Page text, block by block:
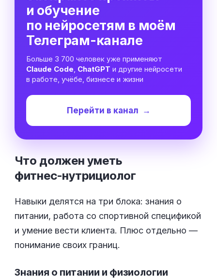
и обучение
по нейросетям в моём
Телеграм-канале
Больше 3 700 человек уже применяют
Claude Code, ChatGPT и другие нейросети
в работе, учёбе, бизнесе и жизни
Перейти в канал →
Что должен уметь
фитнес-нутрициолог
Навыки делятся на три блока: знания о
питании, работа со спортивной спецификой
и умение вести клиента. Плюс отдельно —
понимание своих границ.
Знания о питании и физиологии